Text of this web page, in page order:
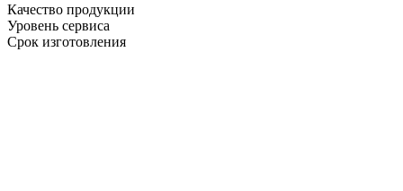
Качество продукции
Уровень сервиса
Срок изготовления